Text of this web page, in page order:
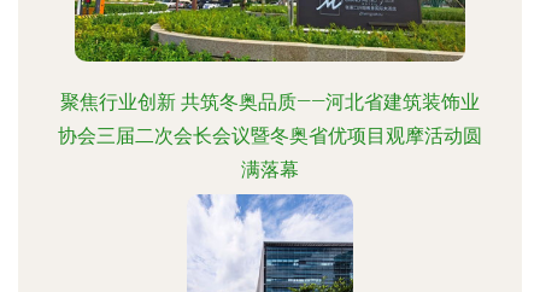
聚焦行业创新 共筑冬奥品质——河北省建筑装饰业
协会三届二次会长会议暨冬奥省优项目观摩活动圆
满落幕